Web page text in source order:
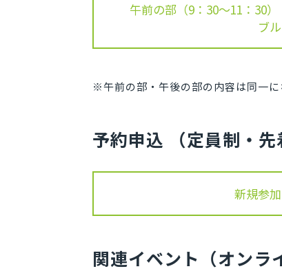
午前の部（9：30～11：30
ブル
※午前の部・午後の部の内容は同一に
予約申込 （定員制・先
新規参
関連イベント（オンラ